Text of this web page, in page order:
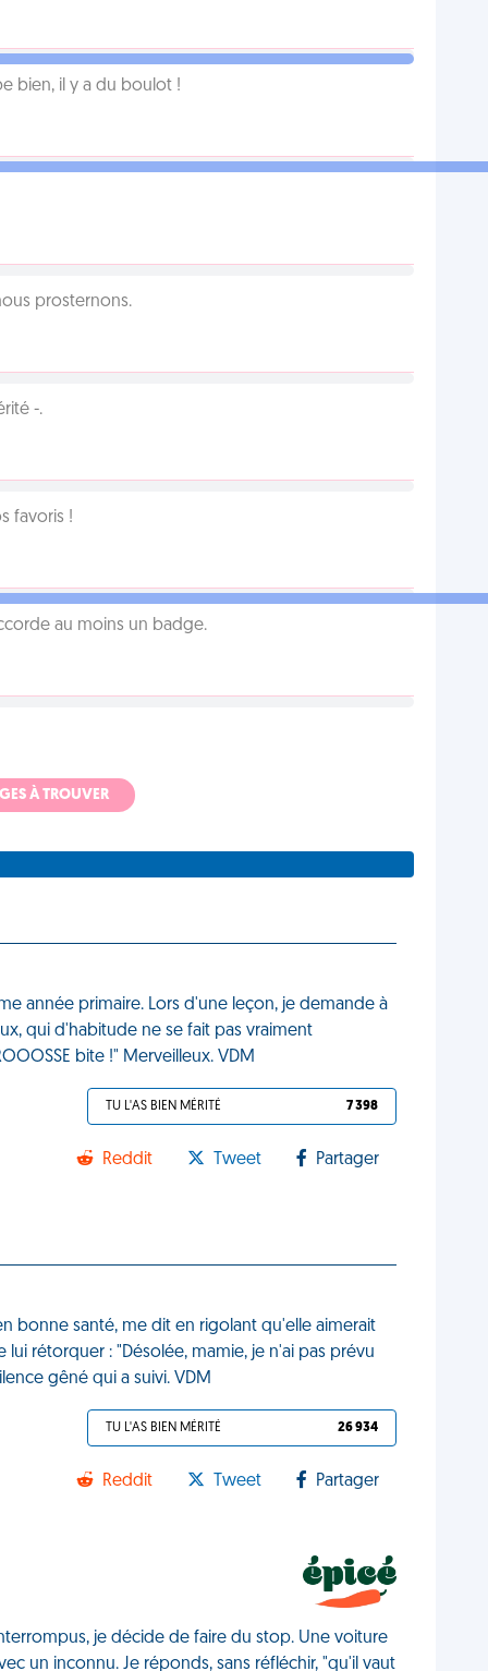
bien, il y a du boulot !
prosternons.
-.
favoris !
au moins un badge.
À TROUVER
année primaire. Lors d'une leçon, je demande à
qui d'habitude ne se fait pas vraiment
bite !" Merveilleux. VDM
TU L'AS BIEN MÉRITÉ 7 398
Reddit Tweet Partager
bonne santé, me dit en rigolant qu'elle aimerait
lui rétorquer : "Désolée, mamie, je n'ai pas prévu
gêné qui a suivi. VDM
TU L'AS BIEN MÉRITÉ 26 934
Reddit Tweet Partager
je décide de faire du stop. Une voiture
un inconnu. Je réponds, sans réfléchir, "qu'il vaut